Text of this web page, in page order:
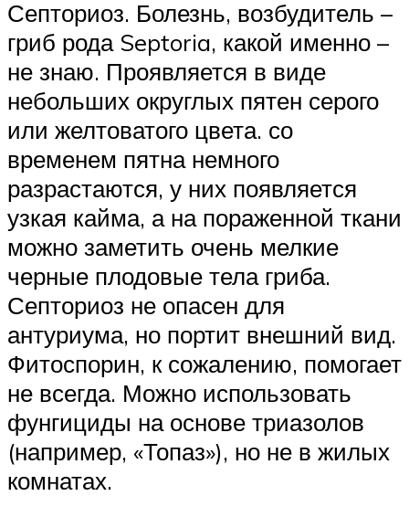
Септориоз. Болезнь, возбудитель –
гриб рода Septoria, какой именно –
не знаю. Проявляется в виде
небольших округлых пятен серого
или желтоватого цвета. со
временем пятна немного
разрастаются, у них появляется
узкая кайма, а на пораженной ткани
можно заметить очень мелкие
черные плодовые тела гриба.
Септориоз не опасен для
антуриума, но портит внешний вид.
Фитоспорин, к сожалению, помогает
не всегда. Можно использовать
фунгициды на основе триазолов
(например, «Топаз»), но не в жилых
комнатах.